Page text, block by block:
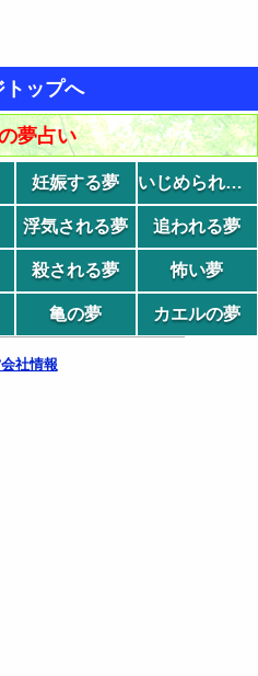
トップへ
夢占い
妊娠する夢 いじめられる夢
浮気される夢 追われる夢
殺される夢 怖い夢
亀の夢 カエルの夢
社情報